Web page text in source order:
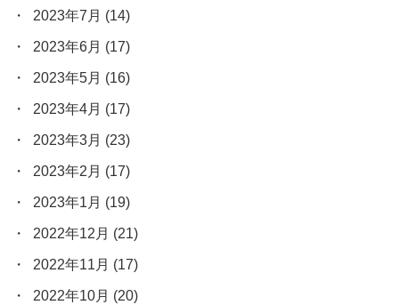
2023年7月 (14)
2023年6月 (17)
2023年5月 (16)
2023年4月 (17)
2023年3月 (23)
2023年2月 (17)
2023年1月 (19)
2022年12月 (21)
2022年11月 (17)
2022年10月 (20)